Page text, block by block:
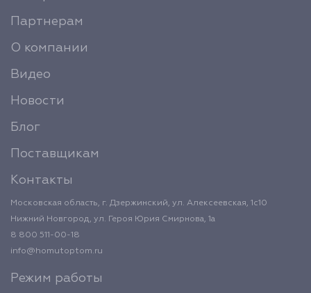
Партнерам
О компании
Видео
Новости
Блог
Поставщикам
Контакты
Московская область, г. Дзержинский, ул. Алексеевская, 1с10
Нижний Новгород, ул. Героя Юрия Смирнова, 1а
8 800 511-00-18
info@homutoptom.ru
Режим работы